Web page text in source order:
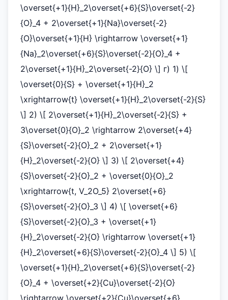
\overset{+1}{H}_2\overset{+6}{S}\overset{-2}
{O}_4 + 2\overset{+1}{Na}\overset{-2}
{O}\overset{+1}{H} \rightarrow \overset{+1}
{Na}_2\overset{+6}{S}\overset{-2}{O}_4 +
2\overset{+1}{H}_2\overset{-2}{O} \] г) 1) \[
\overset{0}{S} + \overset{+1}{H}_2
\xrightarrow{t} \overset{+1}{H}_2\overset{-2}{S}
\] 2) \[ 2\overset{+1}{H}_2\overset{-2}{S} +
3\overset{0}{O}_2 \rightarrow 2\overset{+4}
{S}\overset{-2}{O}_2 + 2\overset{+1}
{H}_2\overset{-2}{O} \] 3) \[ 2\overset{+4}
{S}\overset{-2}{O}_2 + \overset{0}{O}_2
\xrightarrow{t, V_2O_5} 2\overset{+6}
{S}\overset{-2}{O}_3 \] 4) \[ \overset{+6}
{S}\overset{-2}{O}_3 + \overset{+1}
{H}_2\overset{-2}{O} \rightarrow \overset{+1}
{H}_2\overset{+6}{S}\overset{-2}{O}_4 \] 5) \[
\overset{+1}{H}_2\overset{+6}{S}\overset{-2}
{O}_4 + \overset{+2}{Cu}\overset{-2}{O}
\rightarrow \overset{+2}{Cu}\overset{+6}